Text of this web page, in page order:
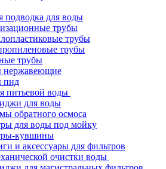
подводка для воды
трубы
трубы
трубы
трубы
нержавеющие
пнд
питьевой воды
для воды
обратного осмоса
для воды под мойку
кувшины
и аксессуары для фильтров
очистки воды